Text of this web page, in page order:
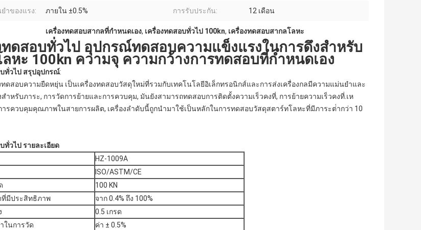
ำของแรง: ภายใน ±0.5% การรับประกัน: 12 เดือน
เครื่องทดสอบสากลที่กําหนดเอง, เครื่องทดสอบทั่วไป 100kn, เครื่องทดสอบสากลโลหะ
ทดสอบทั่วไป อุปกรณ์ทดสอบความแข็งแรงในการดึงสําหรับ
ลหะ 100kn ความจุ ความกว้างการทดสอบที่กําหนดเอง
ทั่วไป สรุปอุปกรณ์:
ทดสอบความยืดหยุ่น เป็นเครื่องทดสอบวัสดุใหม่ที่รวมกับเทคโนโลยีอิเล็กทรอนิกส์และการส่งเครื่องกลมีความแม่นยําและ
าหรับภาระ, การวัดการย้ายและการควบคุม, มันยังสามารถทดสอบการติดตั้งความเร็วคงที่, การย้ายความเร็วคงที่.เห
ารควบคุมคุณภาพในสายการผลิต, เครื่องลําดับนี้ถูกนํามาใช้เป็นหลักในการทดสอบวัสดุสตาร์ทโลหะที่มีภาระต่ํากว่า 10
ทั่วไปรายละเอียด
HZ-1009A
ISO/ASTM/CE
100 KN
ที่มีประสิทธิภาพ
จาก 0.4% ถึง 100%
0.5 เกรด
ในการวัด
ค่า ± 0.5%